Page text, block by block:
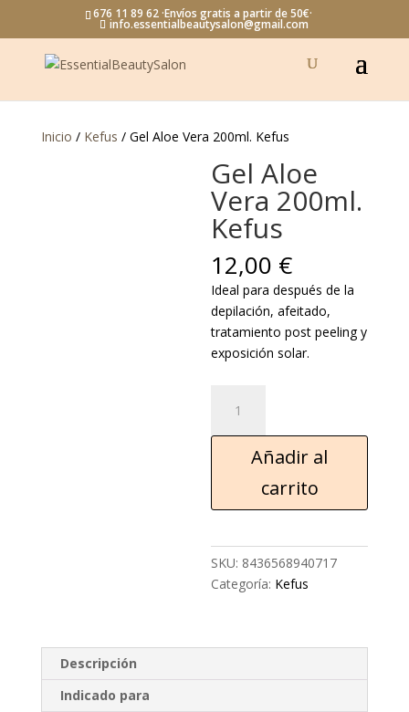
676 11 89 62 ·Envíos gratis a partir de 50€·
info.essentialbeautysalon@gmail.com
Inicio / Kefus / Gel Aloe Vera 200ml. Kefus
Gel Aloe
Vera 200ml.
Kefus
12,00 €
Ideal para después de la
depilación, afeitado,
tratamiento post peeling y
exposición solar.
Añadir al
carrito
SKU: 8436568940717
Categoría: Kefus
Descripción
Indicado para